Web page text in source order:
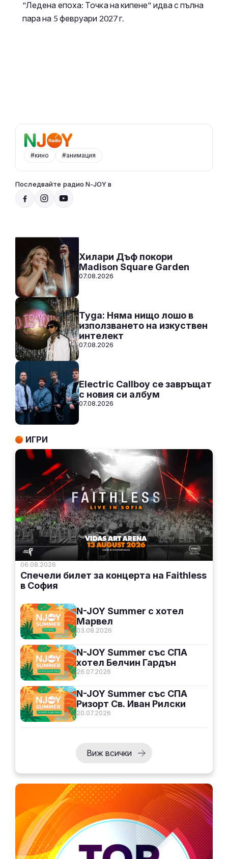
"Ледена епоха: Точка на кипене" идва с пълна
пара на 5 февруари 2027 г.
#кино #анимация
Последвайте радио N-JOY в
СЛУШАЙ
20:00 - 00:00
Хилари Дъф покори
Madison Square Garden
07.08.2026
Tyga: Няма нищо лошо в
използването на изкуствен
интелект
07.08.2026
Electric Callboy се завръщат
с новия си албум
07.08.2026
ИГРИ
06.08.2026
Спечели билет за концерта на Faithless
в София
03.08.2026
N-JOY Summer с хотел
Марвел
26.07.2026
N-JOY Summer със СПА
хотел Белчин Гардън
20.07.2026
N-JOY Summer със СПА
Ризорт Св. Иван Рилски
Виж всички